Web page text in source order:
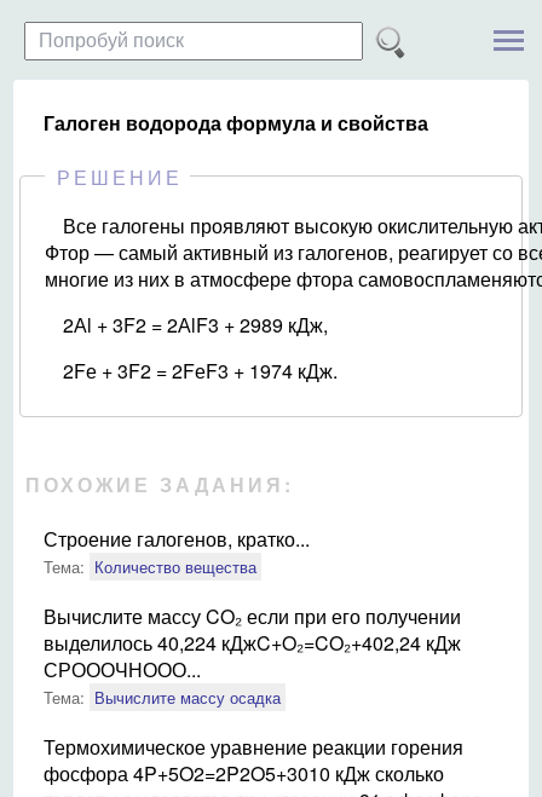
Галоген водорода формула и свойства
РЕШЕНИЕ
Все галогены проявляют высокую окислительную
Фтор — самый активный из галогенов, реагирует со
многие из них в атмосфере фтора
2Аl + 3F2 = 2АlF3 + 2989 кДж,
2Fе + 3F2 = 2FеF3 + 1974 кДж.
ПОХОЖИЕ ЗАДАНИЯ:
Строение галогенов, кратко...
Тема: Количество вещества
Вычислите массу CO₂ если при его получении
выделилось 40,224 кДжC+O₂=CO₂+402,24 кДж
СРОООЧНООО...
Тема: Вычислите массу осадка
Термохимическое уравнение реакции горения
фосфора 4P+5O2=2P2O5+3010 кДж сколько